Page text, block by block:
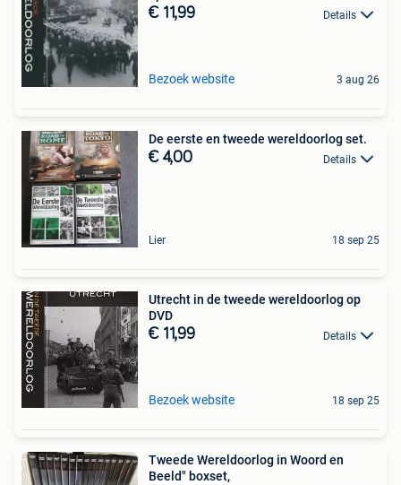
€ 11,99 Details
Bezoek website 3 aug 26
De eerste en tweede wereldoorlog set.
€ 4,00 Details
Lier 18 sep 25
Utrecht in de tweede wereldoorlog op
DVD
€ 11,99 Details
Bezoek website 18 sep 25
Tweede Wereldoorlog in Woord en
Beeld" boxset,